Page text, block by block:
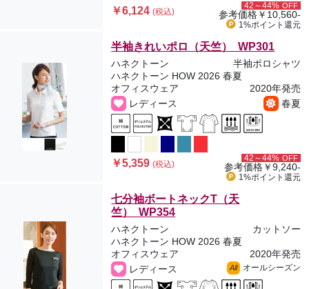
￥6,124(税込)
42～44% OFF
参考価格￥10,560-
1%ポイント 還元
半袖きれいポロ（天竺） WP301
ハネクトーン
半袖ポロシャツ
ハネクトーン HOW 2026 春夏
オフィスウェア
2020年発売
レディース
春夏
￥5,359(税込)
42～44% OFF
参考価格￥9,240-
1%ポイント 還元
七分袖ボートネックT（天
竺） WP354
ハネクトーン
カットソー
ハネクトーン HOW 2026 春夏
オフィスウェア
2020年発売
レディース
All オールシーズン